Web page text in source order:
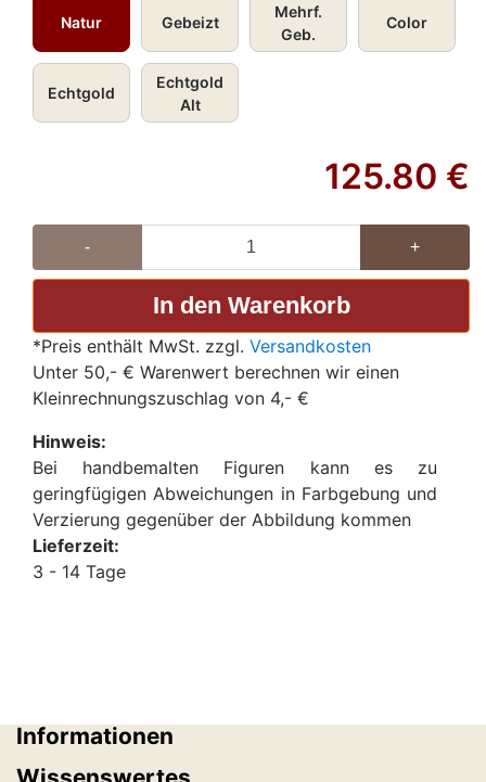
Natur Gebeizt
Mehrf.
Geb.
Color
Echtgold
Echtgold
Alt
125.80 €
- +
*Preis enthält MwSt. zzgl. Versandkosten
Unter 50,- € Warenwert berechnen wir einen
Kleinrechnungszuschlag von 4,- €
Hinweis:
Bei handbemalten Figuren kann es zu
geringfügigen Abweichungen in Farbgebung und
Verzierung gegenüber der Abbildung kommen
Lieferzeit:
3 - 14 Tage
Informationen